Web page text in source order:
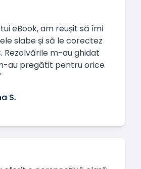
eBook, am reușit să îmi
slabe și să le corectez
Rezolvările m-au ghidat
au pregătit pentru orice
S.